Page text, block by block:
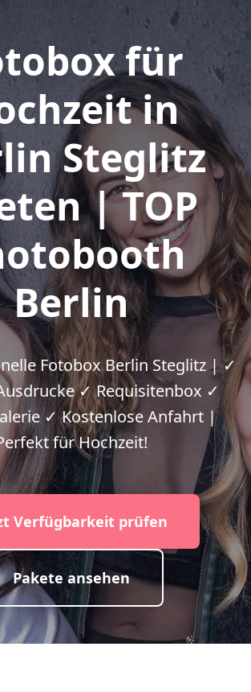
für
in
Steglitz
| TOP
Berlin
Fotobox Berlin Steglitz | ✓
✓ Requisitenbox ✓
✓ Kostenlose Anfahrt |
für Hochzeit!
Verfügbarkeit prüfen
Pakete ansehen